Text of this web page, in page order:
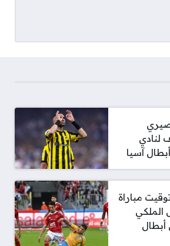
آسيا
مباراة
الملكي
أبطال